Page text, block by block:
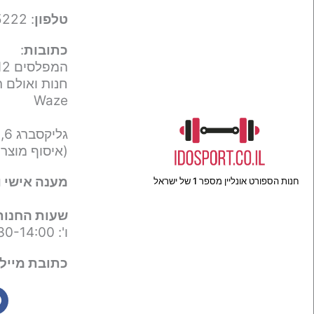
חנות הספורט אונליין מספר 1 של ישראל
טלפון: 050-9695222
כתובות:
המפלסים 12,
חנות
Waze
גליקסברג 6,
(איסוף
מענה אישי
שעות
ו': 09:30-14:00
כתובת